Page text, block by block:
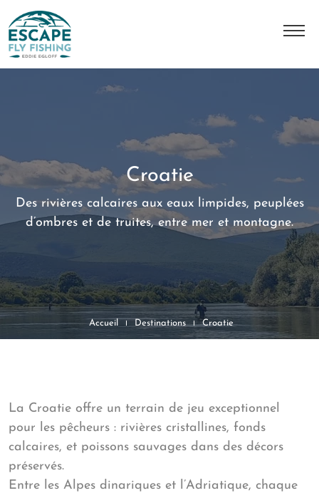
Nos destinations
Nos séjours
Croatie
Des rivières calcaires aux eaux limpides, peuplées
d’ombres et de truites, entre mer et montagne.
Accueil Destinations Croatie
La Croatie offre un terrain de jeu exceptionnel
pour les pêcheurs : rivières cristallines, fonds
calcaires, et poissons sauvages dans des décors
préservés.
Entre les Alpes dinariques et l’Adriatique, chaque